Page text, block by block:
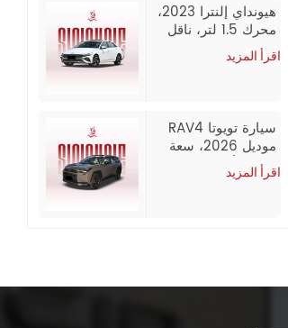
معقول، تصدير
بالجملة من الصين
هيونداي إلنترا 2023،
محرك 1.5 لتر، ناقل
Elite، بنزين، سيارةاقرأ المزيد
سيارة تويوتا RAV4
موديل 2026، سعة
رباعي، إصدار فاخر،
اقرأ المزيد